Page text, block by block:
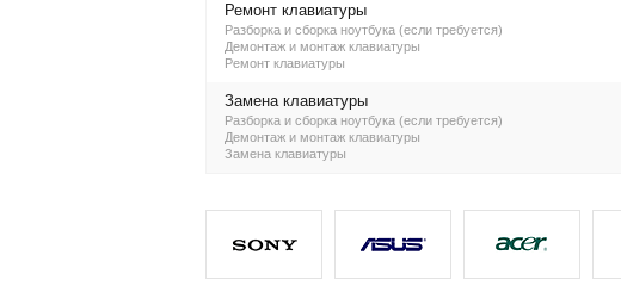
Ремонт клавиатуры
Разборка и сборка ноутбука (если требуется)
Демонтаж и монтаж клавиатуры
Ремонт клавиатуры
Замена клавиатуры
Разборка и сборка ноутбука (если требуется)
Демонтаж и монтаж клавиатуры
Замена клавиатуры